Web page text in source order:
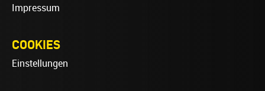
Impressum
COOKIES
Einstellungen